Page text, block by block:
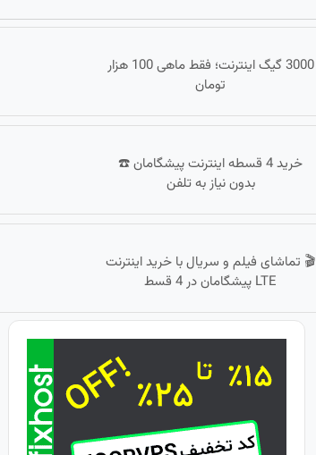
3000 گیگ اینترنت؛ فقط ماهی 100 هزار
تومان
خرید 4 قسطه اینترنت پیشگامان ☎️
بدون نیاز به تلفن
🎬 تماشای فیلم و سریال با خرید اینترنت
LTE پیشگامان در 4 قسط